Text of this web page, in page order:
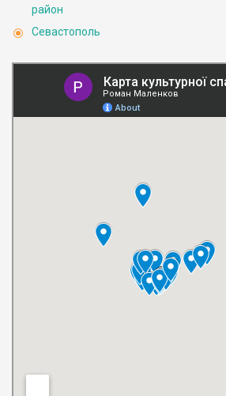
район
Севастополь